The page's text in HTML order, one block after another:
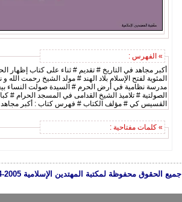
» الفهرس :
أكبر مجاهد في التاريخ # تقديم # ثناء على كتاب إظهار
المئوية لفتح الإسلام بلاد الهند # مولد الشيخ رحمت
مدرسة نظامية في
الصولتية # تلاميذ الشيخ القدامى في المسجد الحرام #
القسيس كي # مؤلف الكتاب # فهرس كتاب : أكبر مجاهد
» كلمات مفتاحية :
جميع الحقوق محفوظة لمكتبة المهتدين الإسلامية 2005-2024 | الكتب تعبر عن رأي اصحابها فقط.